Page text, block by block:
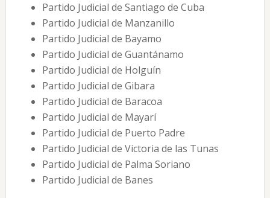
Partido Judicial de Santiago de Cuba
Partido Judicial de Manzanillo
Partido Judicial de Bayamo
Partido Judicial de Guantánamo
Partido Judicial de Holguín
Partido Judicial de Gibara
Partido Judicial de Baracoa
Partido Judicial de Mayarí
Partido Judicial de Puerto Padre
Partido Judicial de Victoria de las Tunas
Partido Judicial de Palma Soriano
Partido Judicial de Banes